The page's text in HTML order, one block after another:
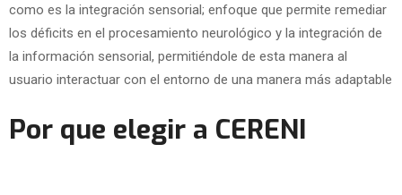
como es la integración sensorial; enfoque que permite remediar
los déficits en el procesamiento neurológico y la integración de
la información sensorial, permitiéndole de esta manera al
usuario interactuar con el entorno de una manera más adaptable
Por que elegir a CERENI